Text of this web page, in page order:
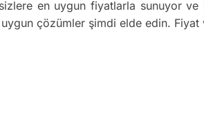
en uygun fiyatlarla sunuyor ve
uygun çözümler şimdi elde edin.